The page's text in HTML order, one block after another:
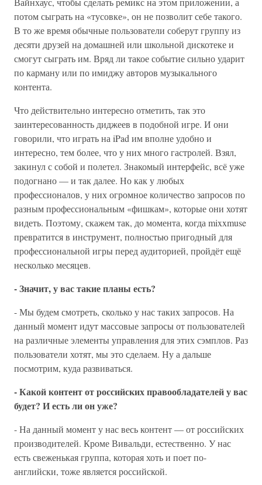
потом сыграть на «тусовке», он не позволит себе такого.
В то же время обычные пользователи соберут группу из
десяти друзей на домашней или школьной дискотеке и
смогут сыграть им. Вряд ли такое событие сильно ударит
по карману или по имиджу авторов музыкального
контента.
Что действительно интересно отметить, так это
заинтересованность диджеев в подобной игре. И они
говорили, что играть на iPad им вполне удобно и
интересно, тем более, что у них много гастролей. Взял,
закинул с собой и полетел. Знакомый интерфейс, всё уже
подогнано — и так далее. Но как у любых
профессионалов, у них огромное количество запросов по
разным профессиональным «фишкам», которые они хотят
видеть. Поэтому, скажем так, до момента, когда mixxmuse
превратится в инструмент, полностью пригодный для
профессиональной игры перед аудиторией, пройдёт ещё
несколько месяцев.
- Значит, у вас такие планы есть?
- Мы будем смотреть, сколько у нас таких запросов. На
данный момент идут массовые запросы от пользователей
на различные элементы управления для этих сэмплов. Раз
пользователи хотят, мы это сделаем. Ну а дальше
посмотрим, куда развиваться.
- Какой контент от российских правообладателей у вас
будет? И есть ли он уже?
- На данный момент у нас весь контент — от российских
производителей. Кроме Вивальди, естественно. У нас
есть свеженькая группа, которая хоть и поет по-
английски, тоже является российской.